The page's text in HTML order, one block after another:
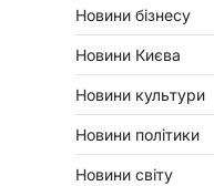
Новини бізнесу
Новини Києва
Новини культури
Новини політики
Новини світу